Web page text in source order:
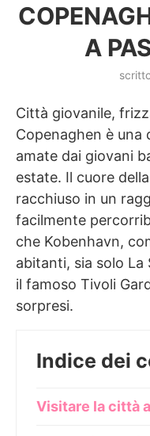
A
Città giovanile,
Copenaghen è una
amate dai giovani
estate. Il cuore
racchiuso in un
facilmente
che Kobenhavn,
abitanti, sia solo La
il famoso Tivoli
sorpresi.
Indice dei
Visitare la città